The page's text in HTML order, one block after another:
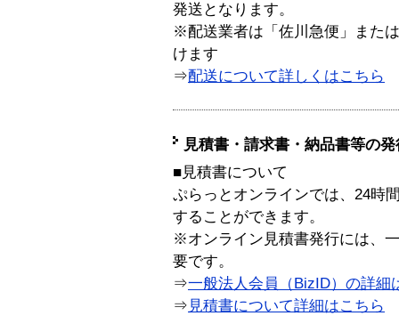
発送となります。
※配送業者は「佐川急便」また
けます
⇒配送について詳しくはこちら
見積書・請求書・納品書等の
■見積書について
ぷらっとオンラインでは、24時
することができます。
※オンライン見積書発行には、
要です。
⇒一般法人会員（BizID）の詳細
⇒ 見積書について詳細はこちら